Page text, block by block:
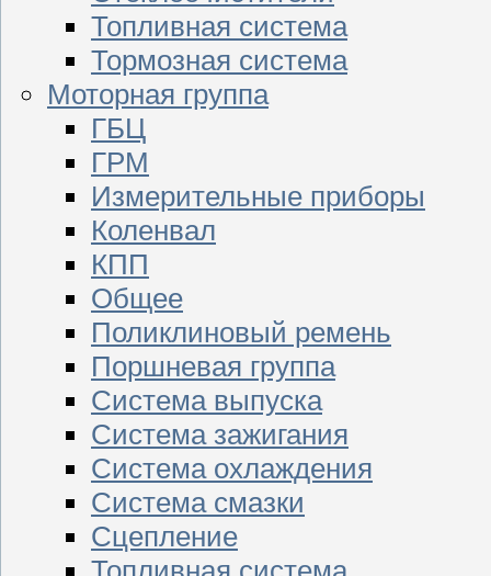
Топливная система
Тормозная система
Моторная группа
ГБЦ
ГРМ
Измерительные приборы
Коленвал
КПП
Общее
Поликлиновый ремень
Поршневая группа
Система выпуска
Система зажигания
Система охлаждения
Система смазки
Сцепление